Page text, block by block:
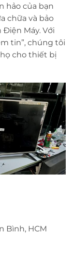
hảo của bạn
chữa và bảo
Máy. Với
tin”, chúng tôi
cho thiết bị
Bình, HCM